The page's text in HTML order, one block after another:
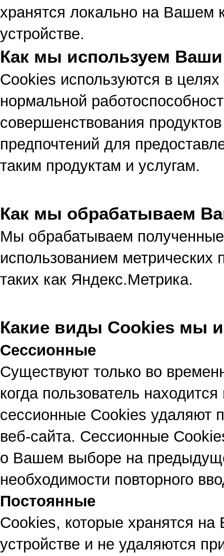
хранятся локально на Вашем
устройстве.
Как мы используем
Cookies используются в
нормальной
совершенствования
предпочтений для
таким продуктам и услугам.
Как мы обрабатываем
Мы обрабатываем
использованием метрических
таких как Яндекс.Метрика.
Какие виды Сookies мы
Сессионные
Существуют только во
когда пользователь
сессионные Cookies удаляют
веб-сайта. Сессионные
о Вашем выборе на
необходимости повторного
Постоянные
Сookies, которые хранятся
устройстве и не удаляются